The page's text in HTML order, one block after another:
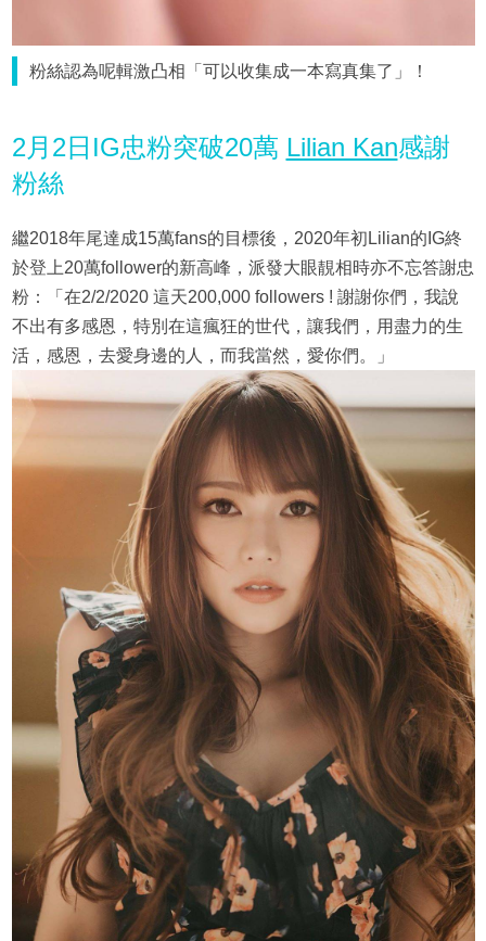
粉絲認為呢輯激凸相「可以收集成一本寫真集了」！
2月2日IG忠粉突破20萬 Lilian Kan感謝
粉絲
繼2018年尾達成15萬fans的目標後，2020年初Lilian的IG終
於登上20萬follower的新高峰，派發大眼靚相時亦不忘答謝忠
粉：「在2/2/2020 這天200,000 followers ! 謝謝你們，我說
不出有多感恩，特別在這瘋狂的世代，讓我們，用盡力的生
活，感恩，去愛身邊的人，而我當然，愛你們。」